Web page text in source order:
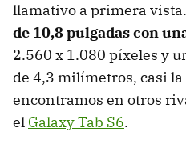
llamativo a primera
de 10,8 pulgadas con
2.560 x 1.080 píxeles y
de 4,3 milímetros, casi
encontramos en otros
el Galaxy Tab S6.